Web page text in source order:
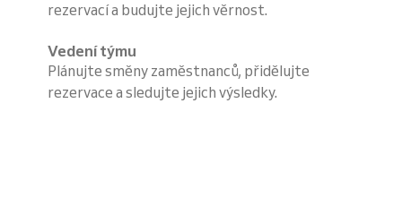
rezervací a budujte jejich věrnost.
Vedení týmu
Plánujte směny zaměstnanců, přidělujte
rezervace a sledujte jejich výsledky.